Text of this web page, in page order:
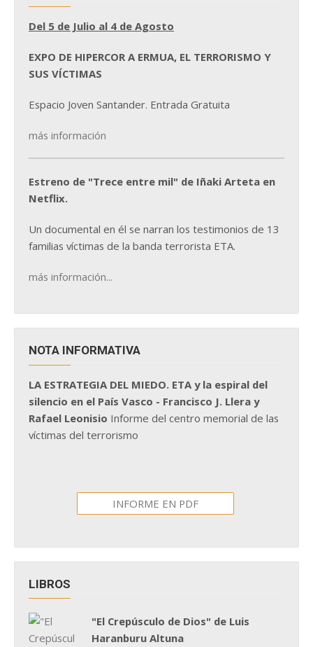
Del 5 de Julio al 4 de Agosto
EXPO DE HIPERCOR A ERMUA, EL TERRORISMO Y
SUS VÍCTIMAS
Espacio Joven Santander. Entrada Gratuita
más información
Estreno de "Trece entre mil" de Iñaki Arteta en
Netflix.
Un documental en él se narran los testimonios de 13
familias víctimas de la banda terrorista ETA.
más información...
NOTA INFORMATIVA
LA ESTRATEGIA DEL MIEDO. ETA y la espiral del
silencio en el País Vasco - Francisco J. Llera y
Rafael Leonisio Informe del centro memorial de las
víctimas del terrorismo
INFORME EN PDF
LIBROS
"El Crepúsculo de Dios" de Luis
Haranburu Altuna